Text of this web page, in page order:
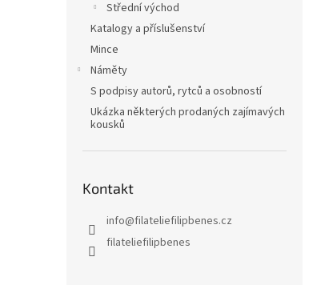
Střední východ
Katalogy a příslušenství
Mince
Náměty
S podpisy autorů, rytců a osobností
Ukázka některých prodaných zajímavých
kousků
Kontakt
info@filateliefilipbenes.cz
filateliefilipbenes